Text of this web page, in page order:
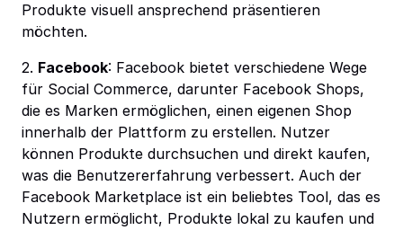
Produkte visuell ansprechend präsentieren
möchten.
2. Facebook: Facebook bietet verschiedene Wege
für Social Commerce, darunter Facebook Shops,
die es Marken ermöglichen, einen eigenen Shop
innerhalb der Plattform zu erstellen. Nutzer
können Produkte durchsuchen und direkt kaufen,
was die Benutzererfahrung verbessert. Auch der
Facebook Marketplace ist ein beliebtes Tool, das es
Nutzern ermöglicht, Produkte lokal zu kaufen und